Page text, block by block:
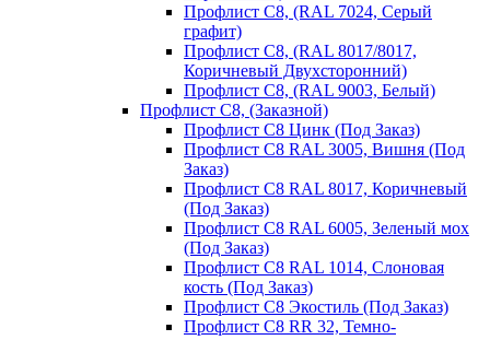
Профлист С8, (RAL 7024, Серый
графит)
Профлист С8, (RAL 8017/8017,
Коричневый Двухсторонний)
Профлист С8, (RAL 9003, Белый)
Профлист С8, (Заказной)
Профлист С8 Цинк (Под Заказ)
Профлист С8 RAL 3005, Вишня (Под
Заказ)
Профлист С8 RAL 8017, Коричневый
(Под Заказ)
Профлист С8 RAL 6005, Зеленый мох
(Под Заказ)
Профлист С8 RAL 1014, Слоновая
кость (Под Заказ)
Профлист С8 Экостиль (Под Заказ)
Профлист С8 RR 32, Темно-